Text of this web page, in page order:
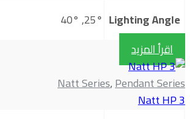
Lighting Angle
25°, 40°
اقرأ المزيد
Natt Series,Pendant Series
Natt HP 3